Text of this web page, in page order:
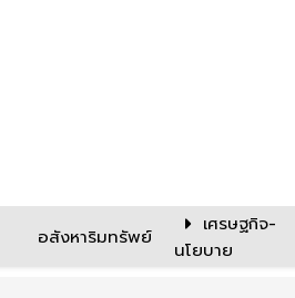
อสังหาริมทรัพย์
เศรษฐกิจ-
นโยบาย